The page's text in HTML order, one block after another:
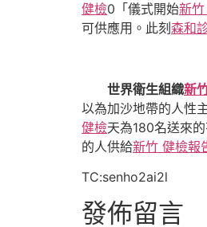
健檢0「儀式開始新
可供應用。此刻 森和
世界衛生組織新
以為加沙地帶的人性
健檢天為180名送來
的人供給新竹 健檢報
TC:senho2ai2l
發佈留言